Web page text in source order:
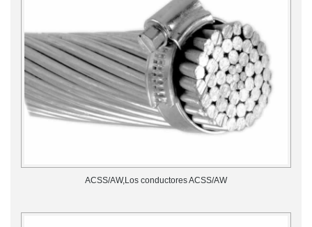
ACSS/AW,Los conductores ACSS/AW